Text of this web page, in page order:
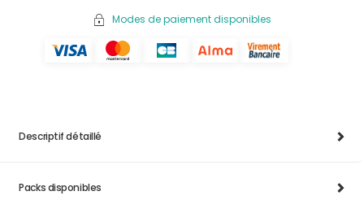
Modes de paiement disponibles
Descriptif détaillé
Packs disponibles